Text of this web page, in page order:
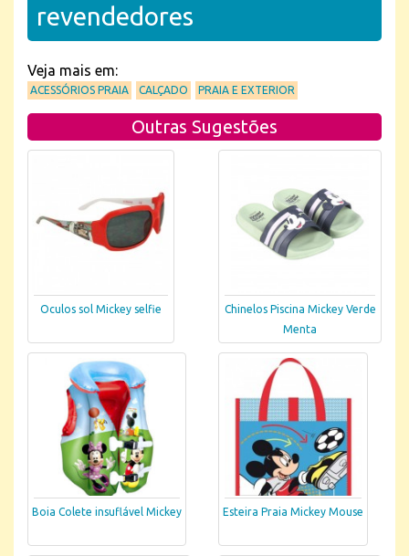
revendedores
Veja mais em:
ACESSÓRIOS PRAIA CALÇADO PRAIA E EXTERIOR
Outras Sugestões
Oculos sol Mickey selfie
Chinelos Piscina Mickey Verde
Menta
Boia Colete insuflável Mickey Esteira Praia Mickey Mouse